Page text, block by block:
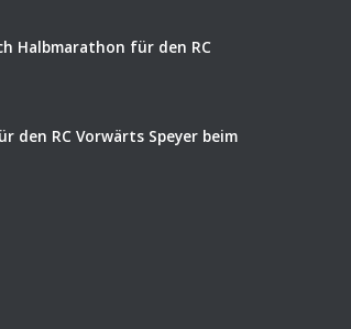
Halbmarathon für den RC
den RC Vorwärts Speyer beim